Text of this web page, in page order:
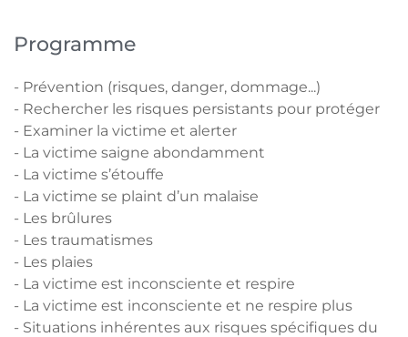
Programme
- Prévention (risques, danger, dommage...)
- Rechercher les risques persistants pour protéger
- Examiner la victime et alerter
- La victime saigne abondamment
- La victime s’étouffe
- La victime se plaint d’un malaise
- Les brûlures
- Les traumatismes
- Les plaies
- La victime est inconsciente et respire
- La victime est inconsciente et ne respire plus
- Situations inhérentes aux risques spécifiques du